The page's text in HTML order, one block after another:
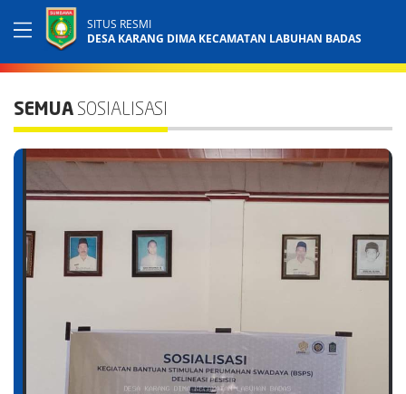
SITUS RESMI
DESA KARANG DIMA KECAMATAN LABUHAN BADAS
SEMUA SOSIALISASI